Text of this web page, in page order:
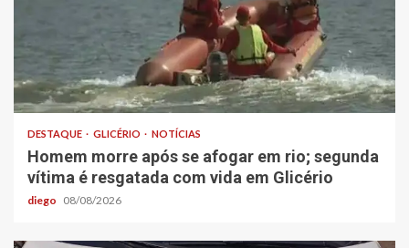
DESTAQUE GLICÉRIO NOTÍCIAS
Homem morre após se afogar em rio; segunda
vítima é resgatada com vida em Glicério
diego 08/08/2026